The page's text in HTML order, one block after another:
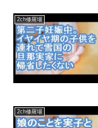
2ch修羅場
2ch修羅場